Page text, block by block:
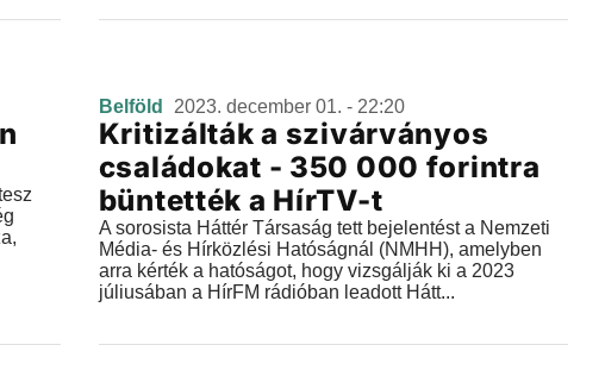
Belföld 2023. december 01. - 22:20
Kritizálták a szivárványos
családokat - 350 000 forintra
büntették a HírTV-t
A sorosista Háttér Társaság tett bejelentést a Nemzeti
Média- és Hírközlési Hatóságnál (NMHH), amelyben
arra kérték a hatóságot, hogy vizsgálják ki a 2023
júliusában a HírFM rádióban leadott Hátt...